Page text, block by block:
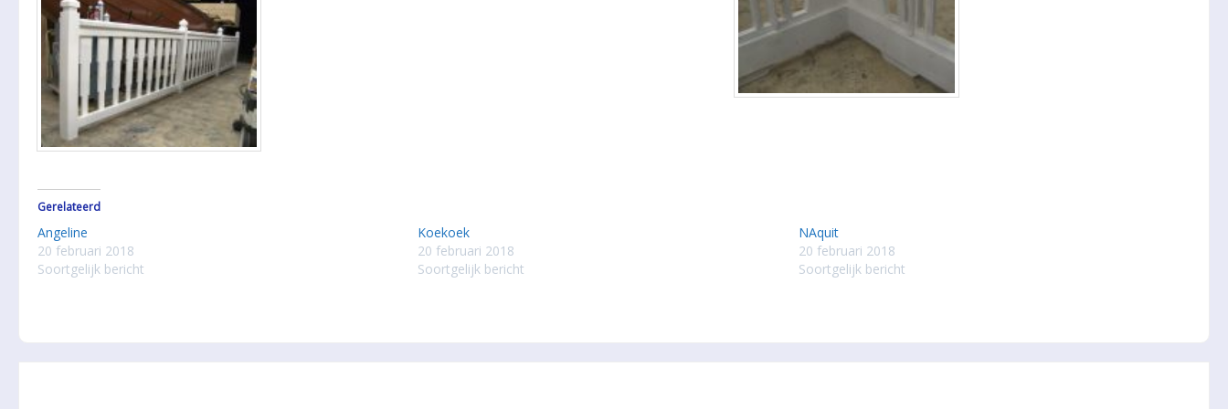
Gerelateerd
Angeline
20 februari 2018
Soortgelijk bericht
Koekoek
20 februari 2018
Soortgelijk bericht
NAquit
20 februari 2018
Soortgelijk bericht